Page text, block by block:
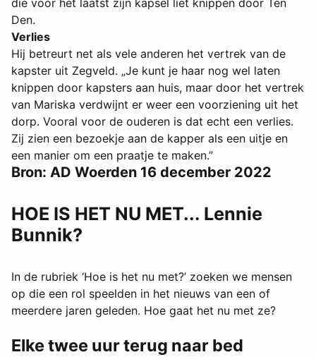
die voor het laatst zijn kapsel liet knippen door Ten
Den.
Verlies
Hij betreurt net als vele anderen het vertrek van de
kapster uit Zegveld. „Je kunt je haar nog wel laten
knippen door kapsters aan huis, maar door het vertrek
van Mariska verdwijnt er weer een voorziening uit het
dorp. Vooral voor de ouderen is dat echt een verlies.
Zij zien een bezoekje aan de kapper als een uitje en
een manier om een praatje te maken.”
Bron: AD Woerden 16 december 2022
HOE IS HET NU MET... Lennie
Bunnik?
In de rubriek ‘Hoe is het nu met?’ zoeken we mensen
op die een rol speelden in het nieuws van een of
meerdere jaren geleden. Hoe gaat het nu met ze?
Elke twee uur terug naar bed